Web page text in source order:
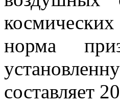
норма
составляет